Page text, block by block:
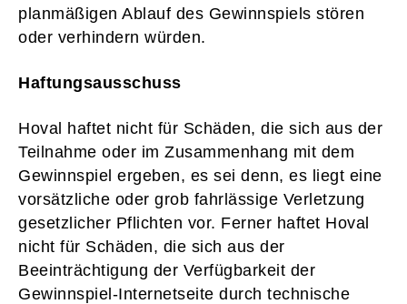
planmäßigen Ablauf des Gewinnspiels stören
oder verhindern würden.
Haftungsausschuss
Hoval haftet nicht für Schäden, die sich aus der
Teilnahme oder im Zusammenhang mit dem
Gewinnspiel ergeben, es sei denn, es liegt eine
vorsätzliche oder grob fahrlässige Verletzung
gesetzlicher Pflichten vor. Ferner haftet Hoval
nicht für Schäden, die sich aus der
Beeinträchtigung der Verfügbarkeit der
Gewinnspiel-Internetseite durch technische